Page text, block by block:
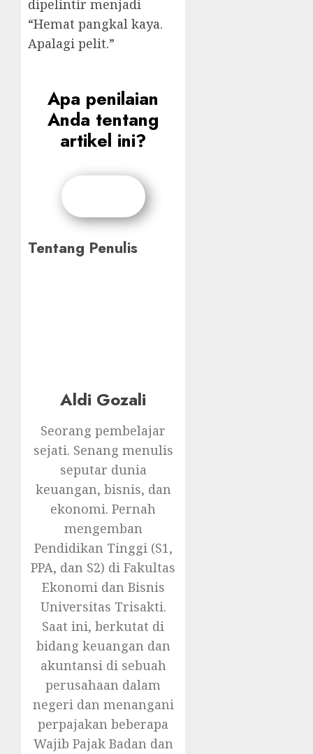
dipelintir menjadi
“Hemat pangkal kaya.
Apalagi pelit.”
Apa penilaian
Anda tentang
artikel ini?
Tentang Penulis
Aldi Gozali
Seorang pembelajar
sejati. Senang menulis
seputar dunia
keuangan, bisnis, dan
ekonomi. Pernah
mengemban
Pendidikan Tinggi (S1,
PPA, dan S2) di Fakultas
Ekonomi dan Bisnis
Universitas Trisakti.
Saat ini, berkutat di
bidang keuangan dan
akuntansi di sebuah
perusahaan dalam
negeri dan menangani
perpajakan beberapa
Wajib Pajak Badan dan